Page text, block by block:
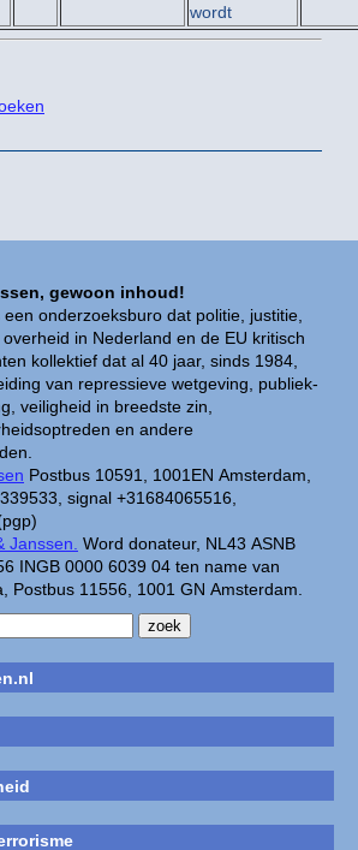
gewoon inhoud!
onderzoeksburo dat politie, justitie,
in Nederland en de EU kritisch
kollektief dat al 40 jaar, sinds 1984,
van repressieve wetgeving, publiek-
veiligheid in breedste zin,
en andere
Postbus 10591, 1001EN Amsterdam,
signal +31684065516,
Janssen. Word donateur, NL43 ASNB
INGB 0000 6039 04 ten name van
Postbus 11556, 1001 GN Amsterdam.
wordt